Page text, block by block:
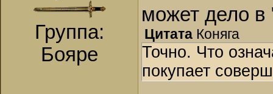
Группа:
Бояре
может дело
Цитата Коняга
Точно. Что
покупает